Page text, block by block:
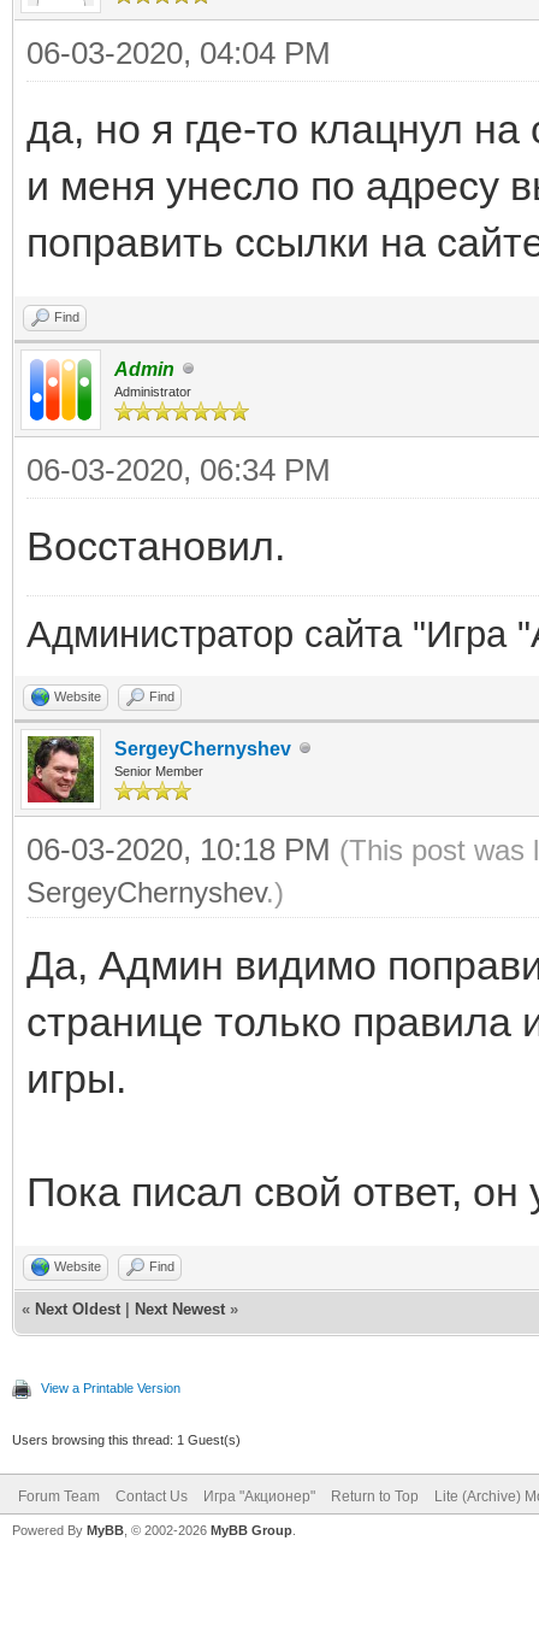
06-03-2020, 04:04 PM
да, но я где-то клацнул
и меня унесло по адресу
поправить ссылки на
Find
Admin
Administrator
06-03-2020, 06:34 PM
Восстановил.
Администратор сайта "Игра
Website Find
SergeyChernyshev
Senior Member
06-03-2020, 10:18 PM (This post was
SergeyChernyshev.)
Да, Админ видимо
странице только
игры.
Пока писал свой ответ,
Website Find
« Next Oldest Next Newest »
View a Printable Version
Users browsing this thread: 1 Guest(s)
Forum Team Contact Us Игра "Акционер" Return to Top Lite (Archive)
Powered By MyBB , © 2002-2026 MyBB Group